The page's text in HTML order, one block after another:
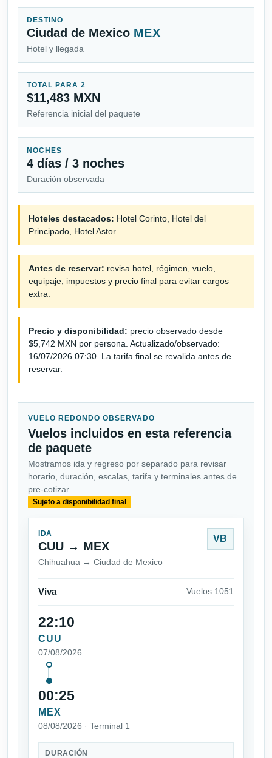
DESTINO
Ciudad de Mexico MEX
Hotel y llegada
TOTAL PARA 2
$11,483 MXN
Referencia inicial del paquete
NOCHES
4 días / 3 noches
Duración observada
Hoteles destacados: Hotel Corinto, Hotel del
Principado, Hotel Astor.
Antes de reservar: revisa hotel, régimen, vuelo,
equipaje, impuestos y precio final para evitar cargos
extra.
Precio y disponibilidad: precio observado desde
$5,742 MXN por persona. Actualizado/observado:
16/07/2026 07:30. La tarifa final se revalida antes de
reservar.
VUELO REDONDO OBSERVADO
Vuelos incluidos en esta referencia
de paquete
Mostramos ida y regreso por separado para revisar
horario, duración, escalas, tarifa y terminales antes de
pre-cotizar.
Sujeto a disponibilidad final
IDA
CUU → MEX
Chihuahua → Ciudad de Mexico
VB
Viva Vuelos 1051
22:10
CUU
07/08/2026
00:25
MEX
08/08/2026 · Terminal 1
DURACIÓN